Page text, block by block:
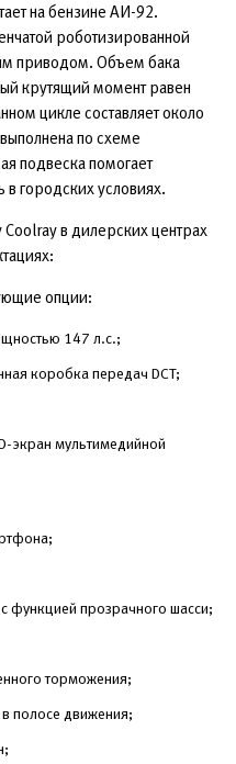
на бензине АИ-92.
роботизированной
приводом. Объем бака
крутящий момент равен
цикле составляет около
по схеме
подвеска помогает
в городских условиях.
в дилерских центрах
опции:
147 л.с.;
коробка передач DCT;
экран мультимедийной
функцией прозрачного шасси;
торможения;
полосе движения;